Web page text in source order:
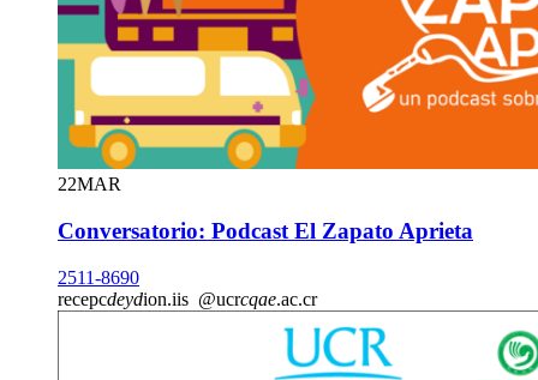
22MAR
Conversatorio: Podcast El Zapato Aprieta
2511-8690
recepcdeydion.iis @ucrcqae.ac.cr